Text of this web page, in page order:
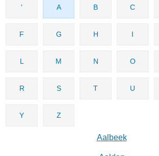
' A B C
F G H I
L M N O
R S T U
Y Z
Aalbeek